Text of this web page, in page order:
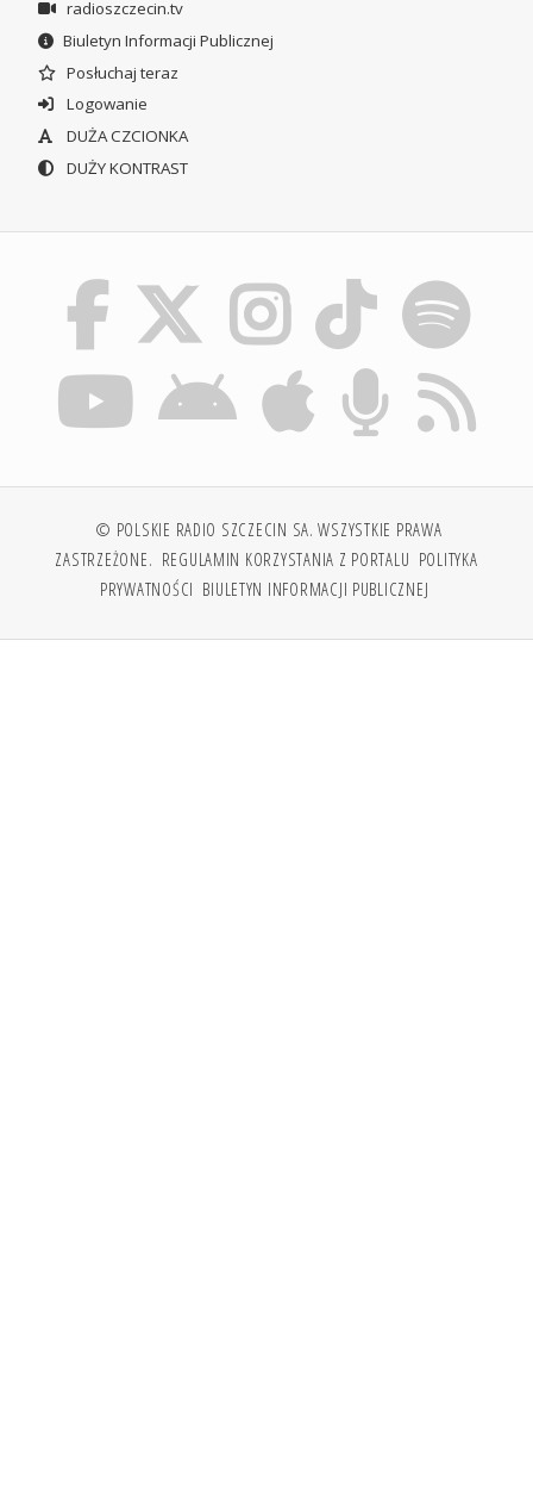
radioszczecin.tv
Biuletyn Informacji Publicznej
Posłuchaj teraz
Logowanie
DUŻA CZCIONKA
DUŻY KONTRAST
© POLSKIE RADIO SZCZECIN SA. WSZYSTKIE PRAWA
ZASTRZEŻONE. REGULAMIN KORZYSTANIA Z PORTALU POLITYKA
PRYWATNOŚCI BIULETYN INFORMACJI PUBLICZNEJ